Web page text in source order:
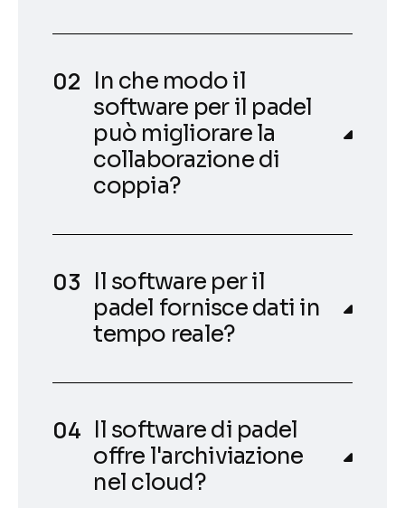
In che modo il
software per il padel
può migliorare la
collaborazione di
coppia?
Il software per il
padel fornisce dati in
tempo reale?
Il software di padel
offre l'archiviazione
nel cloud?